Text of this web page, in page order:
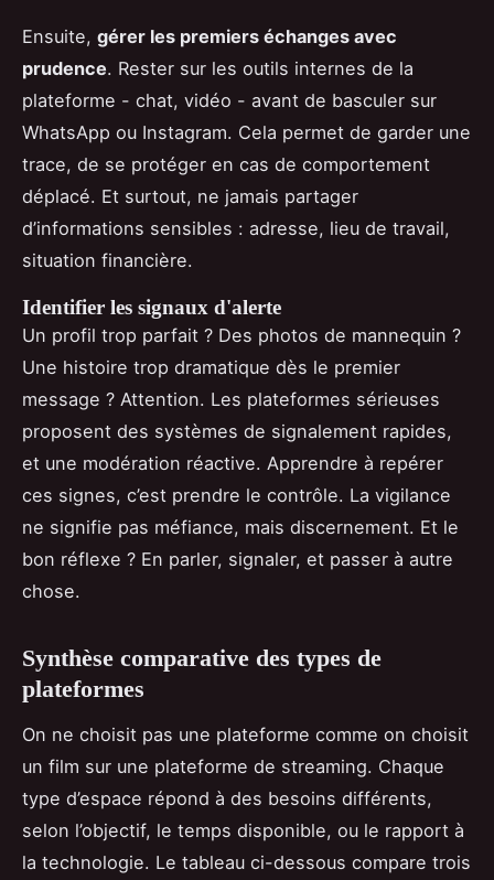
Ensuite, gérer les premiers échanges avec
prudence. Rester sur les outils internes de la
plateforme - chat, vidéo - avant de basculer sur
WhatsApp ou Instagram. Cela permet de garder une
trace, de se protéger en cas de comportement
déplacé. Et surtout, ne jamais partager
d’informations sensibles : adresse, lieu de travail,
situation financière.
Identifier les signaux d'alerte
Un profil trop parfait ? Des photos de mannequin ?
Une histoire trop dramatique dès le premier
message ? Attention. Les plateformes sérieuses
proposent des systèmes de signalement rapides,
et une modération réactive. Apprendre à repérer
ces signes, c’est prendre le contrôle. La vigilance
ne signifie pas méfiance, mais discernement. Et le
bon réflexe ? En parler, signaler, et passer à autre
chose.
Synthèse comparative des types de
plateformes
On ne choisit pas une plateforme comme on choisit
un film sur une plateforme de streaming. Chaque
type d’espace répond à des besoins différents,
selon l’objectif, le temps disponible, ou le rapport à
la technologie. Le tableau ci-dessous compare trois